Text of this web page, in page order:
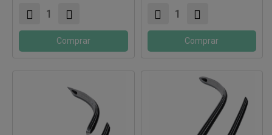
Comprar Comprar